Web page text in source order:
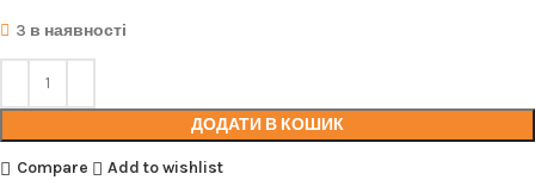
3 в наявності
ДОДАТИ В КОШИК
Compare
Add to wishlist